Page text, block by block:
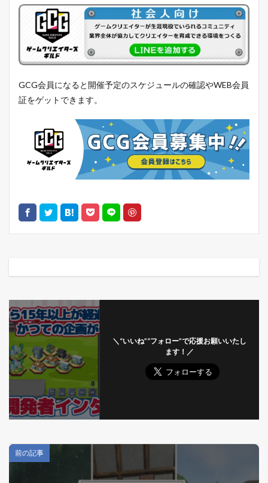
GCG会員になると開催予定のスケジュールの確認やWEB会員
証をゲットできます。
＼“いいね”“フォロー”で応援お願いいたし
ます！／
前の記事